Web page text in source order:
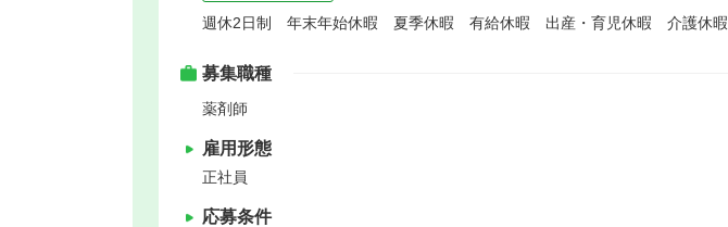
週休2日制 年末年始休暇 夏季休暇 有給休暇 出産・育児休暇 介護休暇
募集職種
薬剤師
雇用形態
正社員
応募条件